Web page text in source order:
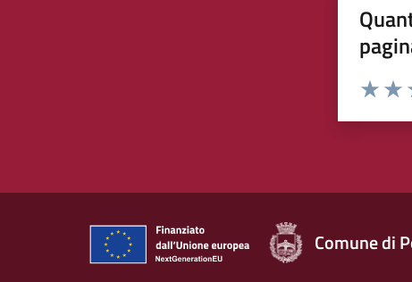
Rating:
Comune di